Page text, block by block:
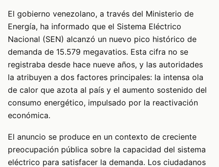
El gobierno venezolano, a través del Ministerio de
Energía, ha informado que el Sistema Eléctrico
Nacional (SEN) alcanzó un nuevo pico histórico de
demanda de 15.579 megavatios. Esta cifra no se
registraba desde hace nueve años, y las autoridades
la atribuyen a dos factores principales: la intensa ola
de calor que azota al país y el aumento sostenido del
consumo energético, impulsado por la reactivación
económica.
El anuncio se produce en un contexto de creciente
preocupación pública sobre la capacidad del sistema
eléctrico para satisfacer la demanda. Los ciudadanos